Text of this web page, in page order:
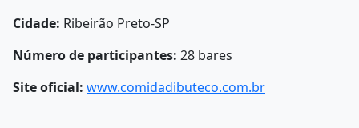
Cidade: Ribeirão Preto-SP
Número de participantes: 28 bares
Site oficial: www.comidadibuteco.com.br